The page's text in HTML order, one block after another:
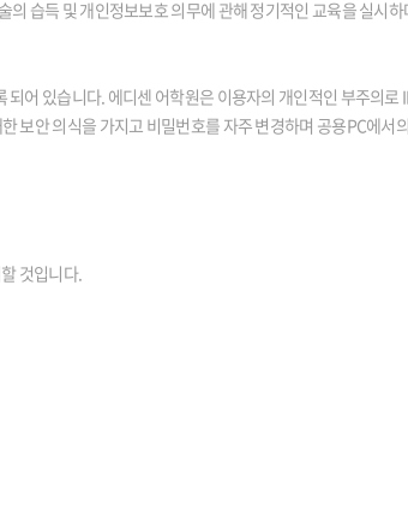
습득 및 개인정보보호 의무에 관해 정기적인 교육을 실시
어 있습니다. 에디센 어학원은 이용자의 개인적인 부주의
보안 의식을 가지고 비밀번호를 자주 변경하며 공용PC에서
것입니다.